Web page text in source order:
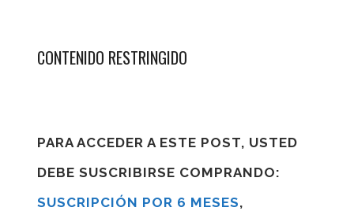
CONTENIDO RESTRINGIDO
PARA ACCEDER A ESTE POST, USTED
DEBE SUSCRIBIRSE COMPRANDO:
SUSCRIPCIÓN POR 6 MESES,